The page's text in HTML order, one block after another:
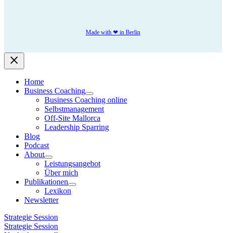
Made with ❤ in Berlin
Home
Business Coaching
Business Coaching online
Selbstmanagement
Off-Site Mallorca
Leadership Sparring
Blog
Podcast
About
Leistungsangebot
Über mich
Publikationen
Lexikon
Newsletter
Strategie Session
Strategie Session